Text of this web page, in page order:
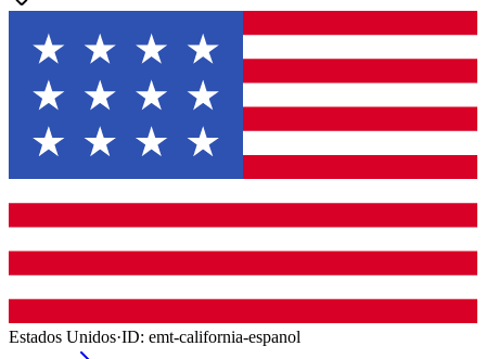
Estados Unidos·ID: emt-california-espanol